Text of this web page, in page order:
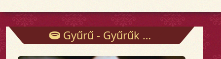
Gyűrű - Gyűrűk - Arany és ezüst ékszerek